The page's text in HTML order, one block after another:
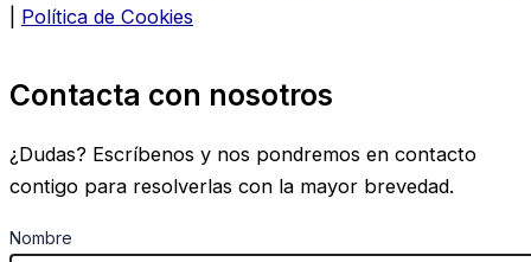
Política de Cookies
Contacta con nosotros
¿Dudas? Escríbenos y nos pondremos en contacto
contigo para resolverlas con la mayor brevedad.
Nombre